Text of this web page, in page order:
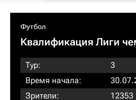
Футбол
Квалификация Лиги
Тур:
3
Время начала:
Зрители:
12353